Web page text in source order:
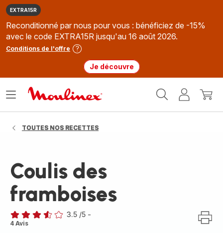
EXTRA15R
Reconditionné par nous pour vous : bénéficiez de -15%
avec le code EXTRA15R jusqu'au 16 août 2026.
Conditions de l'offre
Je découvre
MonMon
Ouvrir
TOUTES NOS RECETTES
Coulis des
framboises
ratings.3.5
3.5 /5 -
4 Avis